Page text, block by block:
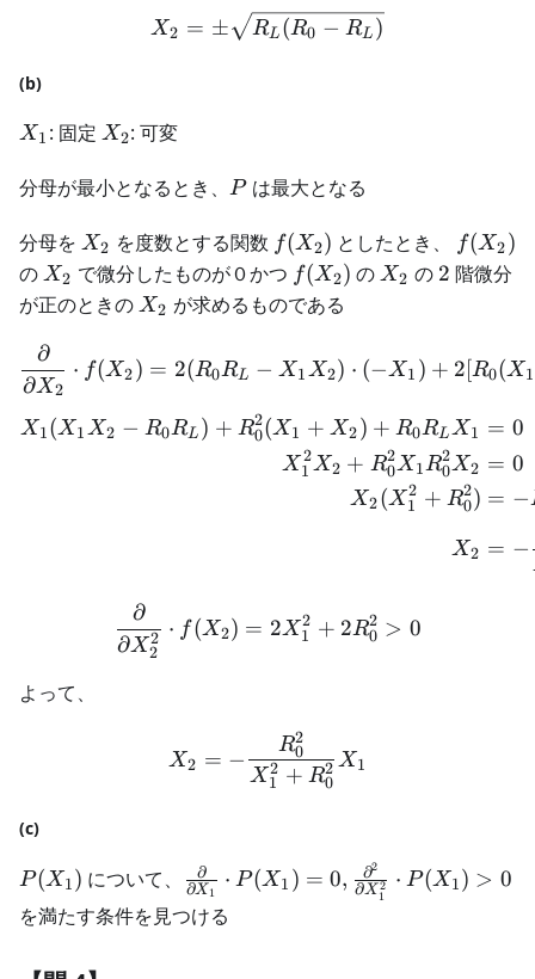
X_2 =
X2 = ± RL (R0 − RL )
(b)
X_1
X1 : 固定 X_2
X2: 可変
分母が最小となるとき、 P
Pは最大となる
分母を X_2
X2 を度数とする関数 f(X_2)
f(X2) としたとき、 f(X_2)
f(X2)
の X_2
X2 で微分したものが０かつ f(X_2)
f(X2) のX_2
X2 の 2
2 階微分
が正のときの X_2
X2 が求めるものである
\frac{\partial}{\partial
∂X2
∂
⋅ f(X2) = 2(R0RL − X1X2) ⋅ (−X1 ) + 2[R0(X1
\begin{aligned}
X1(X1X2 − R0RL ) + R0
2(X1 + X2) + R0RLX1
X1
2X2 + R0
2X1R0
2X2
X2(X1
2 + R0
2)
X2
= 0
= 0
= −
= −
\frac{\partial}{\partial
∂X2
2
∂
⋅ f(X2) = 2X1
2 + 2R0
2 > 0
よって、
X_2 = -
X2 = −
X1
2 + R0
2
R0
2
X1
(c)
P(X_1)
P(X1) について、
\frac{\partial}
{\partial X_1}
\cdot P(X_1) =
∂X1
∂ ⋅ P(X1 ) = 0, ∂X1
2
∂2 ⋅ P(X1) > 0
を満たす条件を見つける